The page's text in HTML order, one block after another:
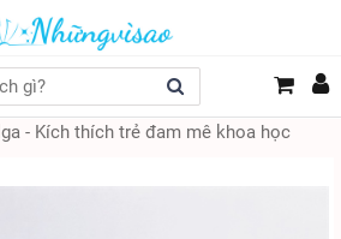
- Kích thích trẻ đam mê khoa học